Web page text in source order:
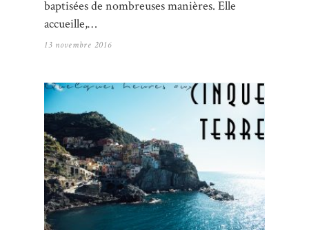
baptisées de nombreuses manières. Elle
accueille,…
13 novembre 2016